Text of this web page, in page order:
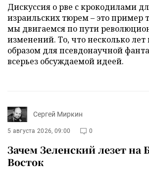
Дискуссия о рве с крокодилами
израильских тюрем – это пример
мы двигаемся по пути
изменений. То, что несколько лет
образом для псевдонаучной
всерьез обсуждаемой идеей.
Сергей Миркин
5 августа 2026, 09:00 0
Зачем Зеленский лезет
Восток